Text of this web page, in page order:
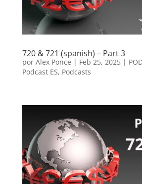
720 & 721 (spanish) – Part 3
por Alex Ponce | Feb 25, 2025|
Podcast ES, Podcasts